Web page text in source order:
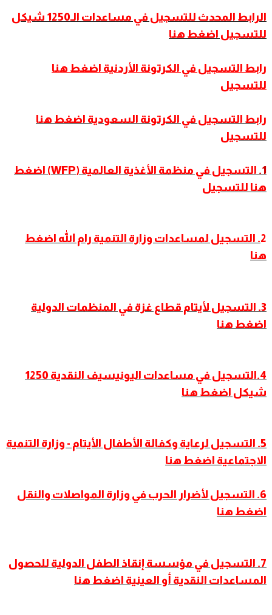
الرابط المحدث للتسجيل في مساعدات الـ1250 شيكل
للتسجيل اضغط هنا
رابط التسجيل في الكرتونة الأردنية اضغط هنا
للتسجيل
رابط التسجيل في الكرتونة السعودية اضغط هنا
للتسجيل
1.
التسجيل في منظمة الأغذية العالمية (WFP) اضغط
هنا للتسجيل
2. التسجيل لمساعدات وزارة التنمية رام الله اضغط
هنا
3. التسجيل لأيتام قطاع غزة في المنظمات الدولية
اضغط هنا
4.التسجيل في مساعدات اليونيسيف النقدية 1250
شيكل اضغط هنا
5. التسجيل لرعاية وكفالة الأطفال الأيتام - وزارة التنمية
الاجتماعية اضغط هنا
6. التسجيل لأضرار الحرب في وزارة المواصلات والنقل
اضغط هنا
7. التسجيل في مؤسسة إنقاذ الطفل الدولية للحصول
المساعدات النقدية أو العينية اضغط هنا